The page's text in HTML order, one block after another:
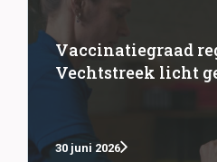
Vaccinatiegraad
Vechtstreek licht
30 juni 2026